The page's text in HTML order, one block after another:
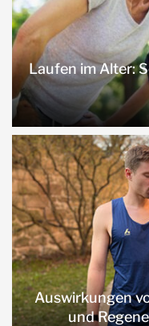
Laufen im Alter:
Auswirkungen
und